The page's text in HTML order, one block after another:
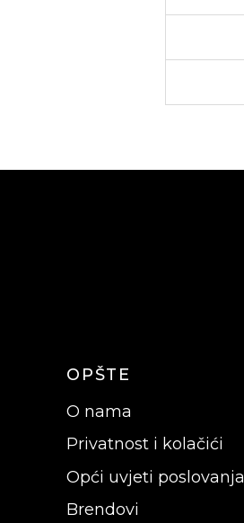
OPŠTE
O nama
Privatnost i kolačići
Opći uvjeti poslovanja
Brendovi